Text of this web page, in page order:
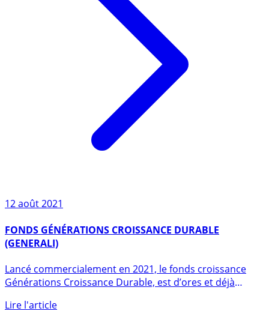
12 août 2021
(GENERALI)
Générations Croissance Durable, est d’ores et déjà